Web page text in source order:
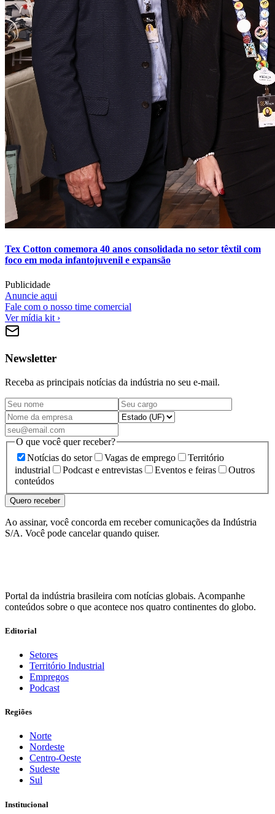
Tex Cotton comemora 40 anos consolidada no setor têxtil com
foco em moda infantojuvenil e expansão
Publicidade
Anuncie aqui
Fale com o nosso time comercial
Ver mídia kit ›
Newsletter
Receba as principais notícias da indústria no seu e-mail.
O que você quer receber?
Notícias do setor
Vagas de emprego
Território
industrial
Podcast e entrevistas Eventos e feiras
Outros
conteúdos
Quero receber
Ao assinar, você concorda em receber comunicações da Indústria
S/A. Você pode cancelar quando quiser.
Portal da indústria brasileira com notícias globais. Acompanhe
conteúdos sobre o que acontece nos quatro continentes do globo.
Editorial
Setores
Território Industrial
Empregos
Podcast
Regiões
Norte
Nordeste
Centro-Oeste
Sudeste
Sul
Institucional